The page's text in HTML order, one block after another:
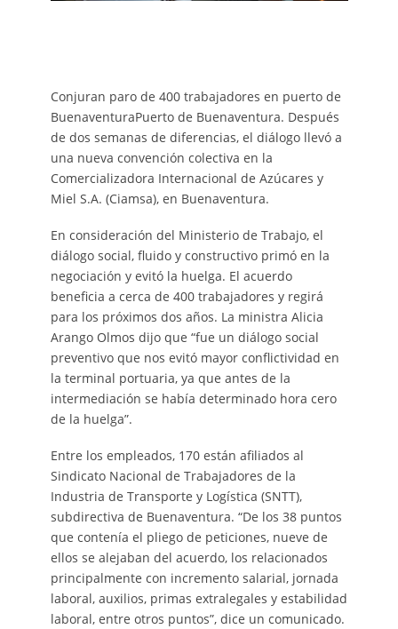
Conjuran paro de 400 trabajadores en puerto de
BuenaventuraPuerto de Buenaventura. Después
de dos semanas de diferencias, el diálogo llevó a
una nueva convención colectiva en la
Comercializadora Internacional de Azúcares y
Miel S.A. (Ciamsa), en Buenaventura.
En consideración del Ministerio de Trabajo, el
diálogo social, fluido y constructivo primó en la
negociación y evitó la huelga. El acuerdo
beneficia a cerca de 400 trabajadores y regirá
para los próximos dos años. La ministra Alicia
Arango Olmos dijo que “fue un diálogo social
preventivo que nos evitó mayor conflictividad en
la terminal portuaria, ya que antes de la
intermediación se había determinado hora cero
de la huelga”.
Entre los empleados, 170 están afiliados al
Sindicato Nacional de Trabajadores de la
Industria de Transporte y Logística (SNTT),
subdirectiva de Buenaventura. “De los 38 puntos
que contenía el pliego de peticiones, nueve de
ellos se alejaban del acuerdo, los relacionados
principalmente con incremento salarial, jornada
laboral, auxilios, primas extralegales y estabilidad
laboral, entre otros puntos”, dice un comunicado.